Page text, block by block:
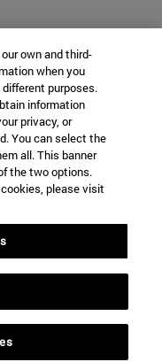
own and third-
when you
purposes.
information
privacy, or
You can select the
all. This banner
the two options.
please visit